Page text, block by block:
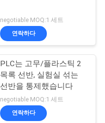
negotiable MOQ:1 세트
연락하다
PLC는 고무/플라스틱 2
목록 선반, 실험실 섞는
선반을 통제했습니다
negotiable MOQ:1 세트
연락하다